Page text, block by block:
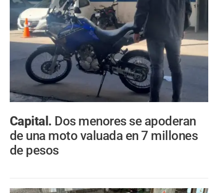
Capital. Dos menores se apoderan
de una moto valuada en 7 millones
de pesos